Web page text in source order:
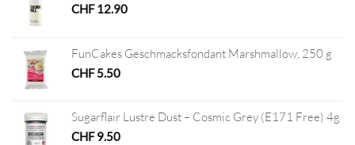
CHF12.90
FunCakes Geschmacksfondant Marshmallow, 250 g
CHF5.50
Sugarflair Lustre Dust – Cosmic Grey (E171 Free) 4g
CHF9.50